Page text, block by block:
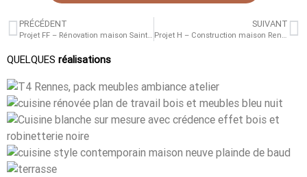
PRÉCÉDENT
Projet FF – Rénovation maison Saint Briac
SUIVANT
Projet H – Construction maison Rennes Cleunay
QUELQUES réalisations